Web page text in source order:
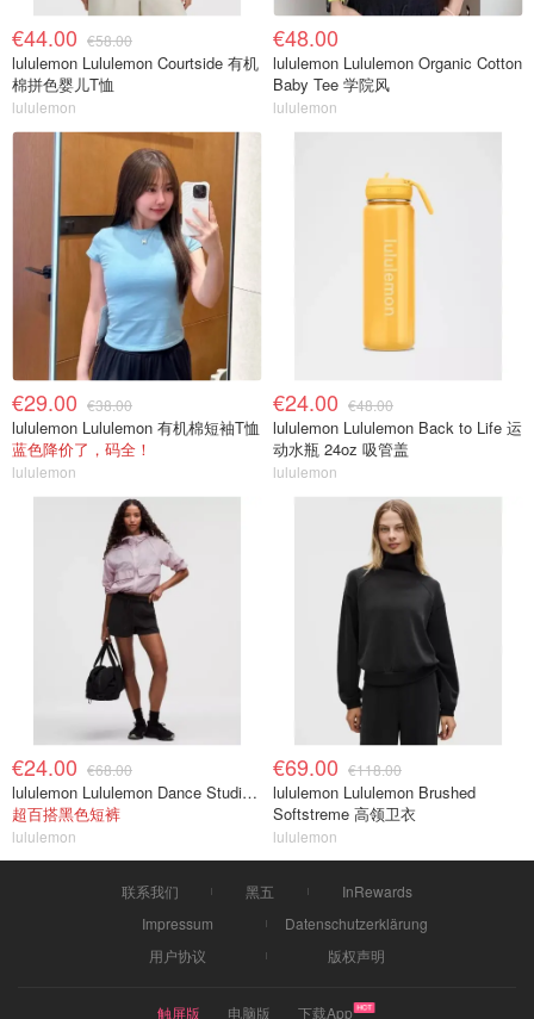
€44.00 €58.00
lululemon Lululemon Courtside 有机
棉拼色婴儿T恤
lululemon
€48.00
lululemon Lululemon Organic Cotton
Baby Tee 学院风
lululemon
€29.00 €38.00
lululemon Lululemon 有机棉短袖T恤
蓝色降价了，码全！
lululemon
€24.00 €48.00
lululemon Lululemon Back to Life 运
动水瓶 24oz 吸管盖
lululemon
€24.00 €68.00
lululemon Lululemon Dance Studio 高腰短裤 3.5英寸
超百搭黑色短裤
lululemon
€69.00 €118.00
lululemon Lululemon Brushed
Softstreme 高领卫衣
lululemon
联系我们 黑五
InRewards
Impressum
Datenschutzerklärung
用户协议
版权声明
触屏版 电脑版 下载App